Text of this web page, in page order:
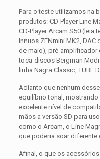
Para o teste utilizamos na
produtos: CD-Player Line
CD-Player Arcam S50 (leia
Innuos ZENmini MK2, DAC
de maio), pré-amplificador
toca-discos Bergman Modi
linha Nagra Classic, TUBE
Adianto que nenhum
equilíbrio tonal,
excelente nível de
mãos a versão SD para
como o Arcam, o Line
que poderia soar diferente
Afinal, o que os